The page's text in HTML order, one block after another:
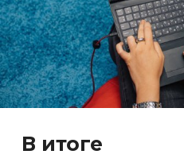
В итоге